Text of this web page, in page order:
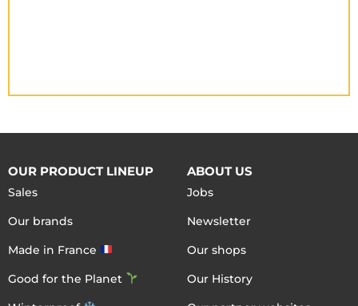
OUR PRODUCT LINEUP
Sales
Our brands
Made in France
Good for the Planet
ABOUT US
Jobs
Newsletter
Our shops
Our History